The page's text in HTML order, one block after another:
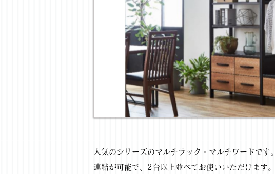
人気のシリーズのマルチラック・マルチワードです。
連結が可能で、2台以上並べてお使いいただけます。